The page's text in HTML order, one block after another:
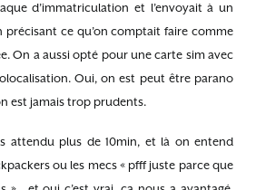
d’immatriculation et l’envoyait à un
précisant ce qu’on comptait faire comme
On a aussi opté pour une carte sim avec
Oui, on est peut être parano
est jamais trop prudents.
attendu plus de 10min, et là on entend
ou les mecs « pfff juste parce que